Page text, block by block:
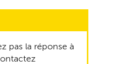
pas la réponse à